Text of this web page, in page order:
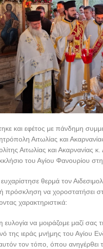
και εφέτος με πάνδημη
Αιτωλίας και
Αιτωλίας και Ακαρνανίας
του Αγίου Φανουρίου
θερμά τον
πρόσκληση να χοροστατήσει
χαρακτηριστικά:
να μοιράζομε μαζί
της ιεράς μνήμης του Αγίου
τον τόπο, όπου ανηγέρθει